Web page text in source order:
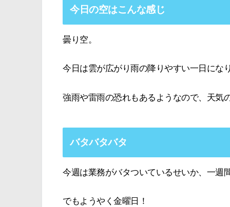
今日の空はこんな感じ
曇り空。
今日は雲が広がり雨の降りやすい一日にな
強雨や雷雨の恐れもあるようなので、天気
バタバタバタ
今週は業務がバタついているせいか、一週
でもようやく金曜日！